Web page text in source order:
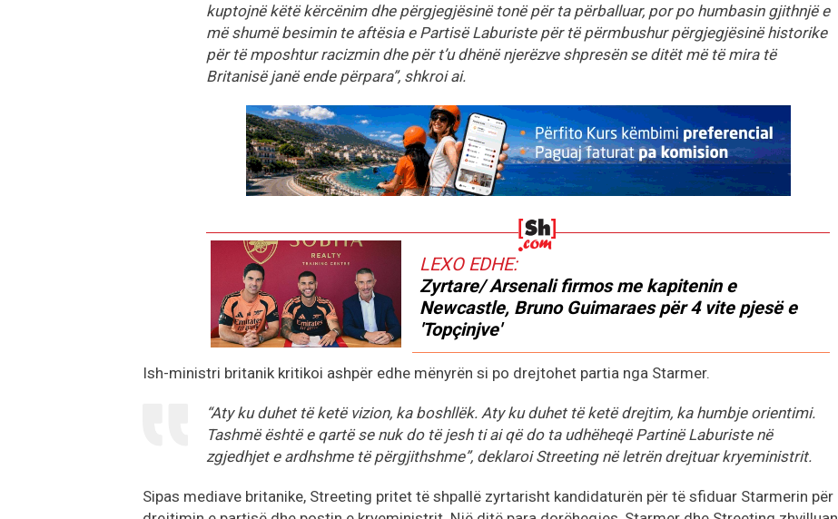
kuptojnë këtë kërcënim dhe përgjegjësinë tonë për ta përballuar, por po humbasin gjithnjë e
më shumë besimin te aftësia e Partisë Laburiste për të përmbushur përgjegjësinë historike
për të mposhtur racizmin dhe për t’u dhënë njerëzve shpresën se ditët më të mira të
Britanisë janë ende përpara”, shkroi ai.
LEXO EDHE:
Zyrtare/ Arsenali firmos me kapitenin e
Newcastle, Bruno Guimaraes për 4 vite pjesë e
'Topçinjve'
Ish-ministri britanik kritikoi ashpër edhe mënyrën si po drejtohet partia nga Starmer.
“Aty ku duhet të ketë vizion, ka boshllëk. Aty ku duhet të ketë drejtim, ka humbje orientimi.
Tashmë është e qartë se nuk do të jesh ti ai që do ta udhëheqë Partinë Laburiste në
zgjedhjet e ardhshme të përgjithshme”, deklaroi Streeting në letrën drejtuar kryeministrit.
Sipas mediave britanike, Streeting pritet të shpallë zyrtarisht kandidaturën për të sfiduar Starmerin për